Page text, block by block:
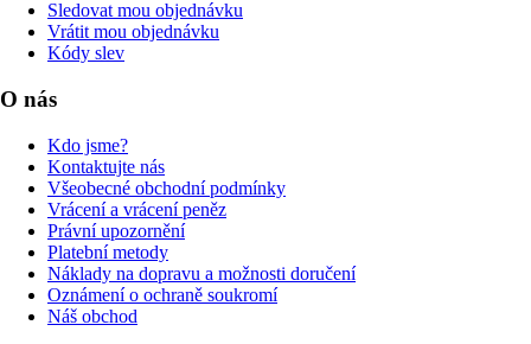
Sledovat mou objednávku
Vrátit mou objednávku
Kódy slev
O nás
Kdo jsme?
Kontaktujte nás
Všeobecné obchodní podmínky
Vrácení a vrácení peněz
Právní upozornění
Platební metody
Náklady na dopravu a možnosti doručení
Oznámení o ochraně soukromí
Náš obchod